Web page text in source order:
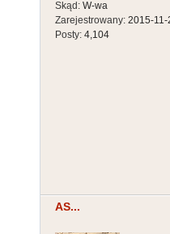
Skąd: W-wa
Zarejestrowany: 2015-11-
Posty: 4,104
AS...